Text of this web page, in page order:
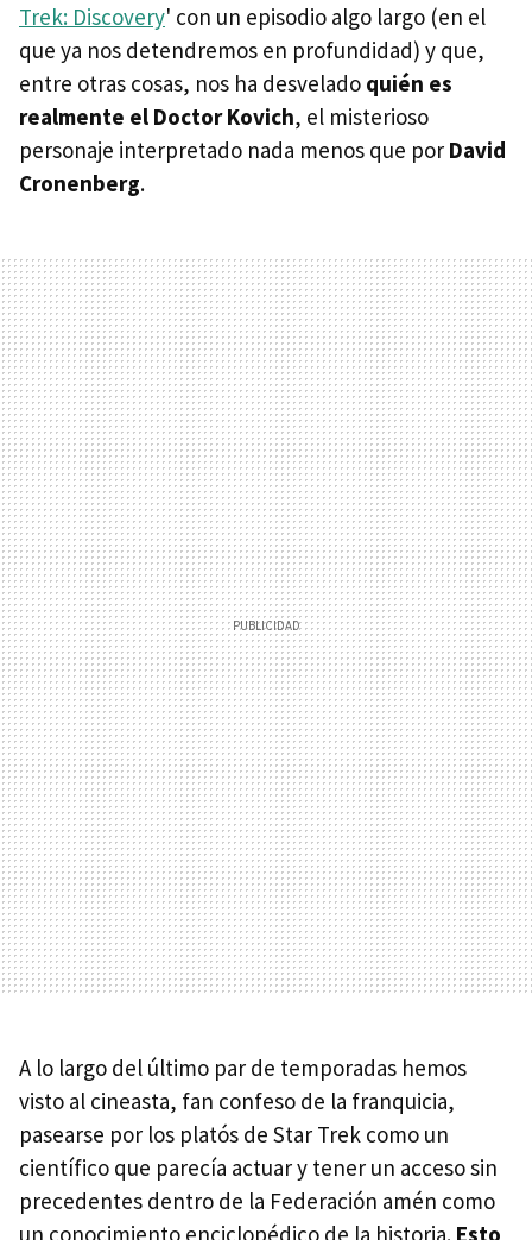
Trek: Discovery' con un episodio algo largo (en el
que ya nos detendremos en profundidad) y que,
entre otras cosas, nos ha desvelado quién es
realmente el Doctor Kovich, el misterioso
personaje interpretado nada menos que por David
Cronenberg.
A lo largo del último par de temporadas hemos
visto al cineasta, fan confeso de la franquicia,
pasearse por los platós de Star Trek como un
científico que parecía actuar y tener un acceso sin
precedentes dentro de la Federación amén como